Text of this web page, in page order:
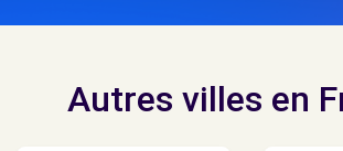
Autres villes en